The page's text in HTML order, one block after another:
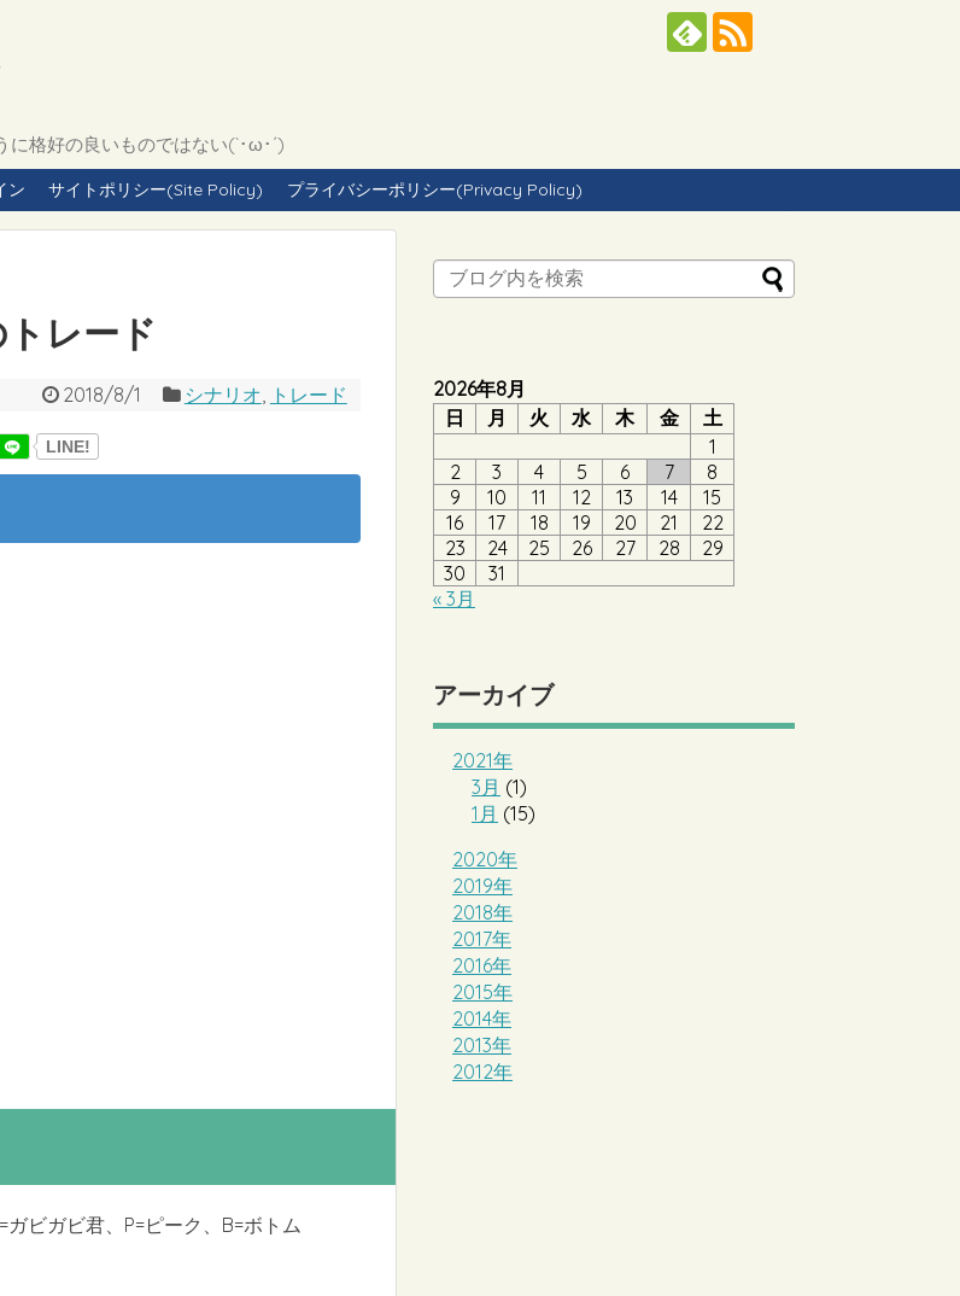
格好の良いものではない(`･ω･´)
ン サイトポリシー(Site Policy) プライバシーポリシー(Privacy Policy)
トレード
2018/8/1 シナリオ, トレード
LINE!
ビガビ君、P=ピーク、B=ボトム
2026年8月
日
月 火 水 木 金
土
1
2
3 4 5 6 7
8
9
10 11 12 13 14
15
16
17 18 19 20 21
22
23
24 25 26 27 28
29
30
31
« 3月
アーカイブ
2021年
3月 (1)
1月 (15)
2020年
2019年
2018年
2017年
2016年
2015年
2014年
2013年
2012年